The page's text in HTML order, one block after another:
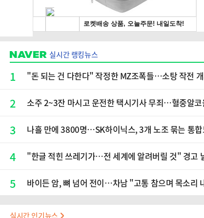
실시간 랭킹뉴스
1 "돈 되는 건 다한다" 작정한 MZ조폭들…소탕 작전
2 소주 2~3잔 마시고 운전한 택시기사 무죄…혈중알
3 나흘 만에 3800명…SK하이닉스, 3개 노조 묶는 통합
4 "한글 적힌 쓰레기가…전 세계에 알려버릴 것" 경고
5 바이든 암, 뼈 넘어 전이…차남 "고통 참으며 목소리
실시간 인기뉴스